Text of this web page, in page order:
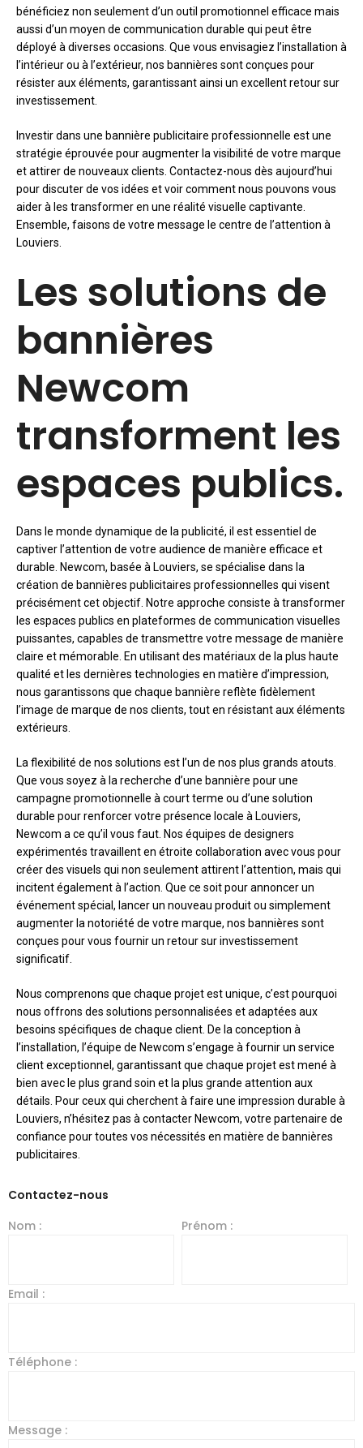
bénéficiez non seulement d’un outil promotionnel efficace mais
aussi d’un moyen de communication durable qui peut être
déployé à diverses occasions. Que vous envisagiez l’installation à
l’intérieur ou à l’extérieur, nos bannières sont conçues pour
résister aux éléments, garantissant ainsi un excellent retour sur
investissement.
Investir dans une bannière publicitaire professionnelle est une
stratégie éprouvée pour augmenter la visibilité de votre marque
et attirer de nouveaux clients. Contactez-nous dès aujourd’hui
pour discuter de vos idées et voir comment nous pouvons vous
aider à les transformer en une réalité visuelle captivante.
Ensemble, faisons de votre message le centre de l’attention à
Louviers.
Les solutions de
bannières
Newcom
transforment les
espaces publics.
Dans le monde dynamique de la publicité, il est essentiel de
captiver l’attention de votre audience de manière efficace et
durable. Newcom, basée à Louviers, se spécialise dans la
création de bannières publicitaires professionnelles qui visent
précisément cet objectif. Notre approche consiste à transformer
les espaces publics en plateformes de communication visuelles
puissantes, capables de transmettre votre message de manière
claire et mémorable. En utilisant des matériaux de la plus haute
qualité et les dernières technologies en matière d’impression,
nous garantissons que chaque bannière reflète fidèlement
l’image de marque de nos clients, tout en résistant aux éléments
extérieurs.
La flexibilité de nos solutions est l’un de nos plus grands atouts.
Que vous soyez à la recherche d’une bannière pour une
campagne promotionnelle à court terme ou d’une solution
durable pour renforcer votre présence locale à Louviers,
Newcom a ce qu’il vous faut. Nos équipes de designers
expérimentés travaillent en étroite collaboration avec vous pour
créer des visuels qui non seulement attirent l’attention, mais qui
incitent également à l’action. Que ce soit pour annoncer un
événement spécial, lancer un nouveau produit ou simplement
augmenter la notoriété de votre marque, nos bannières sont
conçues pour vous fournir un retour sur investissement
significatif.
Nous comprenons que chaque projet est unique, c’est pourquoi
nous offrons des solutions personnalisées et adaptées aux
besoins spécifiques de chaque client. De la conception à
l’installation, l’équipe de Newcom s’engage à fournir un service
client exceptionnel, garantissant que chaque projet est mené à
bien avec le plus grand soin et la plus grande attention aux
détails. Pour ceux qui cherchent à faire une impression durable à
Louviers, n’hésitez pas à contacter Newcom, votre partenaire de
confiance pour toutes vos nécessités en matière de bannières
publicitaires.
Contactez-nous
Nom :
Prénom :
Email :
Téléphone :
Message :